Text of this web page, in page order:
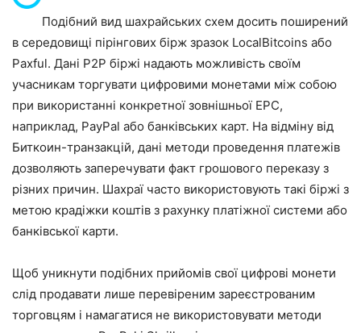
Подібний вид шахрайських схем досить поширений
в середовищі пірінгових бірж зразок LocalBitcoins або
Paxful. Дані P2P біржі надають можливість своїм
учасникам торгувати цифровими монетами між собою
при використанні конкретної зовнішньої ЕРС,
наприклад, PayPal або банківських карт. На відміну від
Биткоин-транзакцій, дані методи проведення платежів
дозволяють заперечувати факт грошового переказу з
різних причин. Шахраї часто використовують такі біржі з
метою крадіжки коштів з рахунку платіжної системи або
банківської карти.
Щоб уникнути подібних прийомів свої цифрові монети
слід продавати лише перевіреним зареєстрованим
торговцям і намагатися не використовувати методи